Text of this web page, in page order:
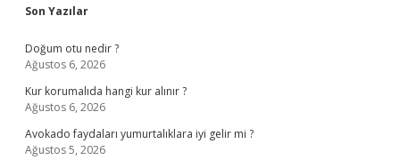
Sidebar
Son Yazılar
Doğum otu nedir ?
Ağustos 6, 2026
Kur korumalıda hangi kur alınır ?
Ağustos 6, 2026
Avokado faydaları yumurtalıklara iyi gelir mi ?
Ağustos 5, 2026